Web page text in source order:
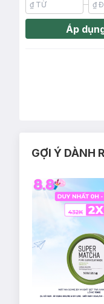
Áp
GỢI Ý DÀNH